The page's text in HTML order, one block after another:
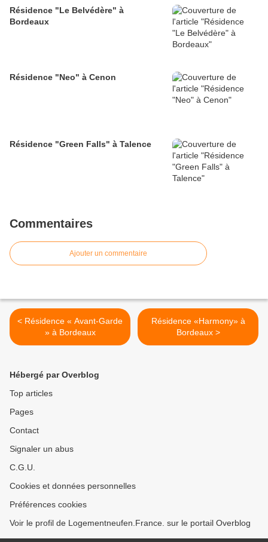
Résidence "Le Belvédère" à
Bordeaux
Résidence "Neo" à Cenon
Résidence "Green Falls" à Talence
Commentaires
Ajouter un commentaire
< Résidence « Avant-Garde
» à Bordeaux
Résidence «Harmony» à
Bordeaux >
Hébergé par Overblog
Top articles
Pages
Contact
Signaler un abus
C.G.U.
Cookies et données personnelles
Préférences cookies
Voir le profil de Logementneufen.France. sur le portail Overblog